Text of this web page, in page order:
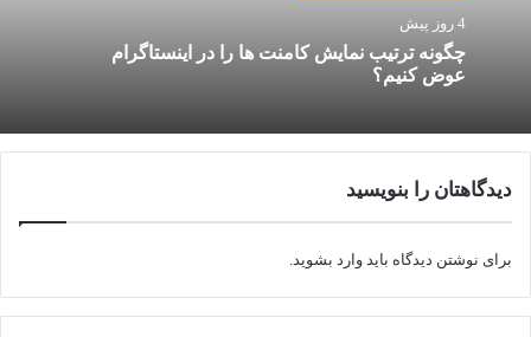
4 روز پیش
چگونه ترتیب نمایش کامنت‌ ها را در اینستاگرام
عوض کنیم؟
دیدگاهتان را بنویسید
برای نوشتن دیدگاه باید وارد بشوید.